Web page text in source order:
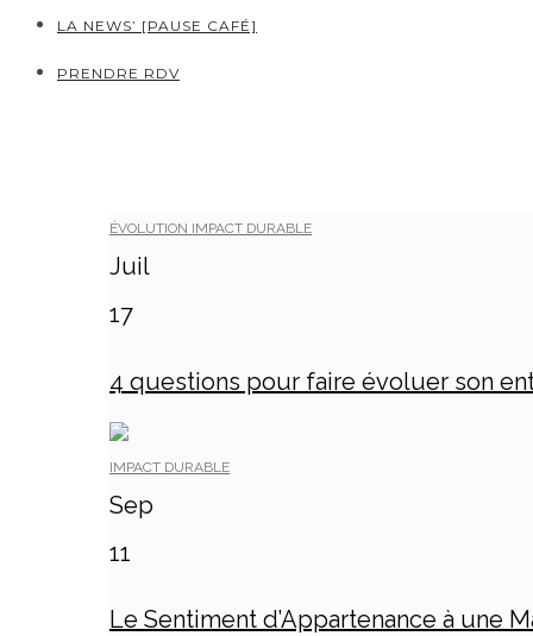
LA NEWS’ [PAUSE CAFÉ]
PRENDRE RDV
ÉVOLUTION IMPACT DURABLE
Juil
17
4 questions pour faire évoluer son
IMPACT DURABLE
Sep
11
Le Sentiment d’Appartenance à une